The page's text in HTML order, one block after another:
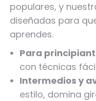
populares, y
diseñadas para
aprendes.
Para
con técnicas
Intermedios y
estilo, domina